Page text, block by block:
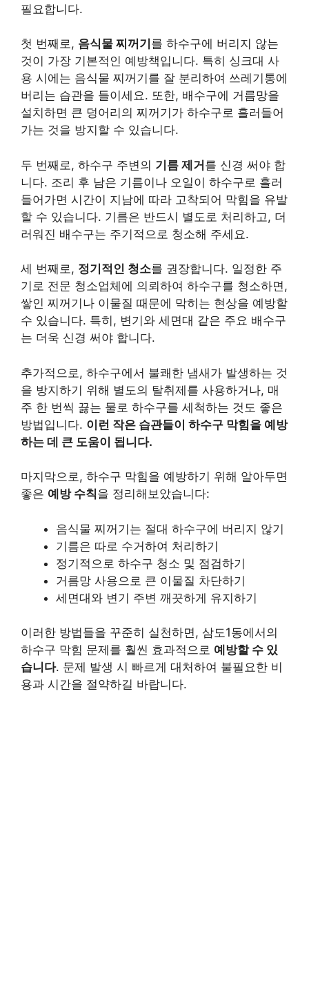
필요합니다.
첫 번째로, 음식물 찌꺼기 를 하수구에 버리지 않는
것이 가장 기본적인 예방책입니다. 특히 싱크대 사
용 시에는 음식물 찌꺼기를 잘 분리하여 쓰레기통에
버리는 습관을 들이세요. 또한, 배수구에 거름망을
설치하면 큰 덩어리의 찌꺼기가 하수구로 흘러들어
가는 것을 방지할 수 있습니다.
두 번째로, 하수구 주변의 기름 제거를 신경 써야 합
니다. 조리 후 남은 기름이나 오일이 하수구로 흘러
들어가면 시간이 지남에 따라 고착되어 막힘을 유발
할 수 있습니다. 기름은 반드시 별도로 처리하고, 더
러워진 배수구는 주기적으로 청소해 주세요.
세 번째로, 정기적인 청소를 권장합니다. 일정한 주
기로 전문 청소업체에 의뢰하여 하수구를 청소하면,
쌓인 찌꺼기나 이물질 때문에 막히는 현상을 예방할
수 있습니다. 특히, 변기와 세면대 같은 주요 배수구
는 더욱 신경 써야 합니다.
추가적으로, 하수구에서 불쾌한 냄새가 발생하는 것
을 방지하기 위해 별도의 탈취제를 사용하거나, 매
주 한 번씩 끓는 물로 하수구를 세척하는 것도 좋은
방법입니다. 이런 작은 습관들이 하수구 막힘을 예방
하는 데 큰 도움이 됩니다.
마지막으로, 하수구 막힘을 예방하기 위해 알아두면
좋은 예방 수칙을 정리해보았습니다:
음식물 찌꺼기는 절대 하수구에 버리지 않기
기름은 따로 수거하여 처리하기
정기적으로 하수구 청소 및 점검하기
거름망 사용으로 큰 이물질 차단하기
세면대와 변기 주변 깨끗하게 유지하기
이러한 방법들을 꾸준히 실천하면, 삼도1동에서의
하수구 막힘 문제를 훨씬 효과적으로 예방할 수 있
습니다. 문제 발생 시 빠르게 대처하여 불필요한 비
용과 시간을 절약하길 바랍니다.